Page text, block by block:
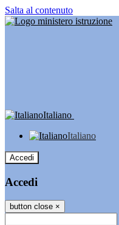
Salta al contenuto
Italiano
Italiano
Accedi
Accedi
button close ×